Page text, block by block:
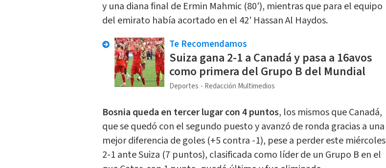
y una diana final de Ermin Mahmic (80'), mientras que para el equipo
del emirato había acortado en el 42' Hassan Al Haydos.
Te Recomendamos
Suiza gana 2-1 a Canadá y pasa a 16avos
como primera del Grupo B del Mundial
Deportes Redacción Multimedios
Bosnia queda en tercer lugar con 4 puntos, los mismos que Canadá,
que se quedó con el segundo puesto y avanzó de ronda gracias a una
mejor diferencia de goles (+5 contra -1), pese a perder este miércoles
2-1 ante Suiza (7 puntos), clasificada como líder de un Grupo B en el